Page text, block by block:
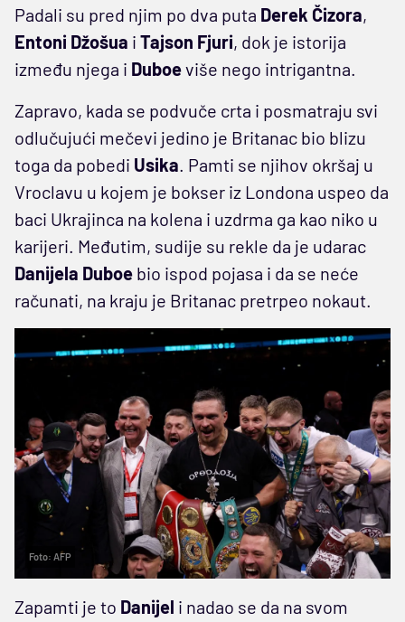
Padali su pred njim po dva puta Derek Čizora,
Entoni Džošua i Tajson Fjuri, dok je istorija
između njega i Duboeviše nego intrigantna.
Zapravo, kada se podvuče crta i posmatraju svi
odlučujući mečevi jedino je Britanac bio blizu
toga da pobedi Usika. Pamti se njihov okršaj u
Vroclavu u kojem je bokser iz Londona uspeo da
baci Ukrajinca na kolena i uzdrma ga kao niko u
karijeri. Međutim, sudije su rekle da je udarac
Danijela Duboe bio ispod pojasa i da se neće
računati, na kraju je Britanac pretrpeo nokaut.
Foto: AFP
Zapamti je to Danijel i nadao se da na svom